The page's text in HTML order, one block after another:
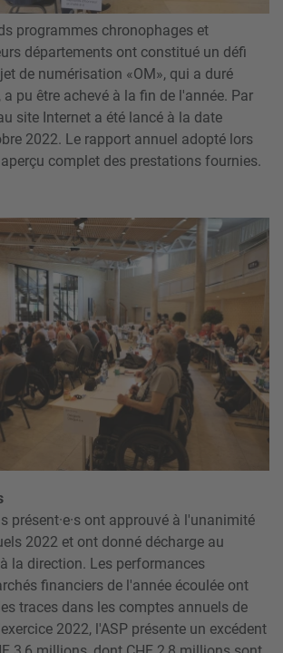
programmes chronophages et
départements ont constitué un défi
de numérisation «OM», qui a duré
pu être achevé à la fin de l'année. Par
site Internet a été lancé à la date
2022. Le rapport annuel adopté lors
complet des prestations fournies.
présent·e·s ont approuvé à l'unanimité
2022 et ont donné décharge au
la direction. Les performances
financiers de l'année écoulée ont
traces dans les comptes annuels de
2022, l'ASP présente un excédent